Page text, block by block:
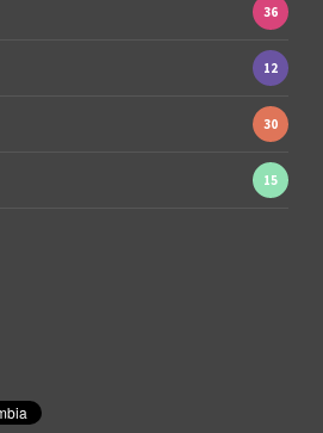
36
12
30
15